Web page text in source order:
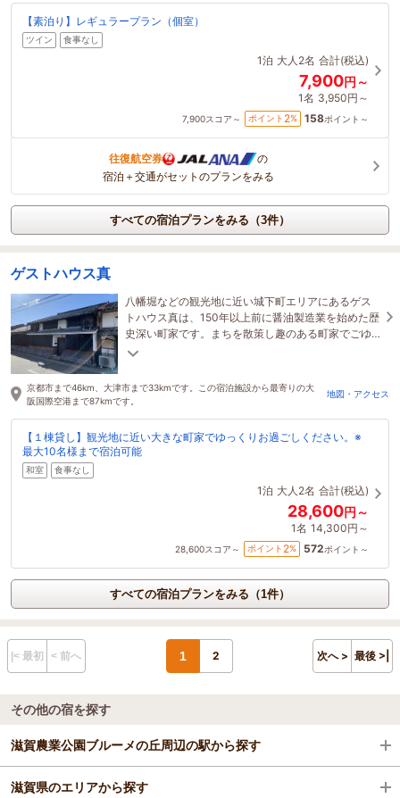
【素泊り】レギュラープラン（個室）
ツイン 食事なし
1泊 大人2名 合計(税込)
7,900円～
1名 3,950円～
7,900スコア～ ポイント 2% 158ポイント～
往復航空券
の
宿泊＋交通がセットのプランをみる
すべての宿泊プランをみる（3件）
ゲストハウス真
八幡堀などの観光地に近い城下町エリアにあるゲス
トハウス真は、150年以上前に醤油製造業を始めた歴
史深い町家です。まちを散策し趣のある町家でごゆ
っくりお過ごしください。
京都市まで46km、大津市まで33kmです。この宿泊施設から最寄りの大
阪国際空港まで87kmです。
地図・アクセス
【１棟貸し】観光地に近い大きな町家でゆっくりお過ごしください。※
最大10名様まで宿泊可能
和室 食事なし
1泊 大人2名 合計(税込)
28,600円～
1名 14,300円～
28,600スコア～ ポイント 2% 572ポイント～
すべての宿泊プランをみる（1件）
|< 最初 < 前へ 1 2 次へ > 最後 >|
その他の宿を探す
滋賀農業公園ブルーメの丘周辺の駅から探す
近江八幡駅
滋賀県のエリアから探す